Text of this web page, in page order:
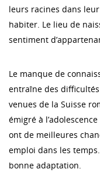
leurs racines dans
habiter. Le lieu de
sentiment
Le manque de
entraîne des
venues de la Suisse
émigré à
ont de meilleures
emploi dans les
bonne adaptation.